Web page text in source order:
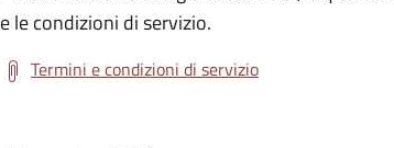
e le condizioni di servizio.
Termini e condizioni di servizio